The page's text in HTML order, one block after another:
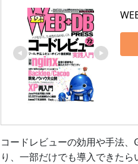
コードレビューの効用や手法
り、一部だけでも導入できたら